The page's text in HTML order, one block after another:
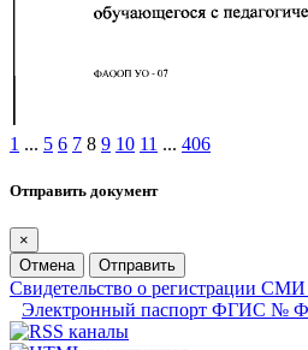
1 ... 5 6 7 8 9 10 11 ... 406
Отправить документ
×
Отмена
Отправить
Свидетельство о регистрации
Электронный паспорт ФГИС №